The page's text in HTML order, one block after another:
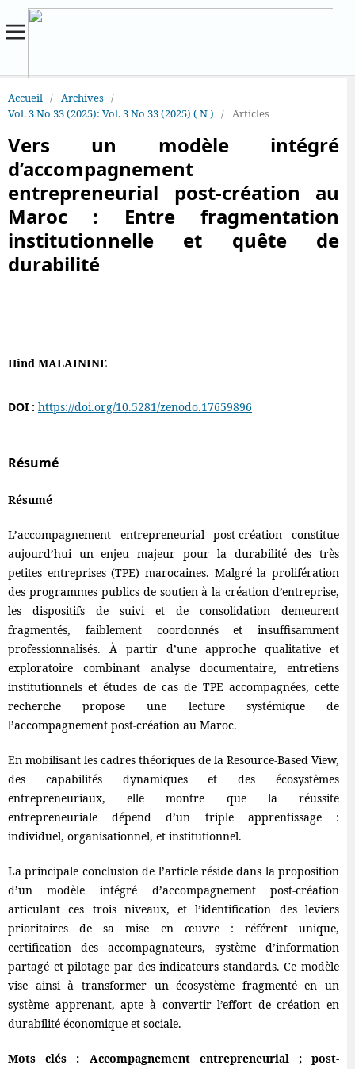
Accueil / Archives /
Vol. 3 No 33 (2025): Vol. 3 No 33 (2025) ( N ) / Articles
Vers un modèle intégré
d’accompagnement
entrepreneurial post-création au
Maroc : Entre fragmentation
institutionnelle et quête de
durabilité
Hind MALAININE
DOI : https://doi.org/10.5281/zenodo.17659896
Résumé
Résumé
L’accompagnement entrepreneurial post-création constitue
aujourd’hui un enjeu majeur pour la durabilité des très
petites entreprises (TPE) marocaines. Malgré la prolifération
des programmes publics de soutien à la création d’entreprise,
les dispositifs de suivi et de consolidation demeurent
fragmentés, faiblement coordonnés et insuffisamment
professionnalisés. À partir d’une approche qualitative et
exploratoire combinant analyse documentaire, entretiens
institutionnels et études de cas de TPE accompagnées, cette
recherche propose une lecture systémique de
l’accompagnement post-création au Maroc.
En mobilisant les cadres théoriques de la Resource-Based View,
des capabilités dynamiques et des écosystèmes
entrepreneuriaux, elle montre que la réussite
entrepreneuriale dépend d’un triple apprentissage :
individuel, organisationnel, et institutionnel.
La principale conclusion de l’article réside dans la proposition
d’un modèle intégré d’accompagnement post-création
articulant ces trois niveaux, et l’identification des leviers
prioritaires de sa mise en œuvre : référent unique,
certification des accompagnateurs, système d’information
partagé et pilotage par des indicateurs standards. Ce modèle
vise ainsi à transformer un écosystème fragmenté en un
système apprenant, apte à convertir l’effort de création en
durabilité économique et sociale.
Mots clés : Accompagnement entrepreneurial ; post-